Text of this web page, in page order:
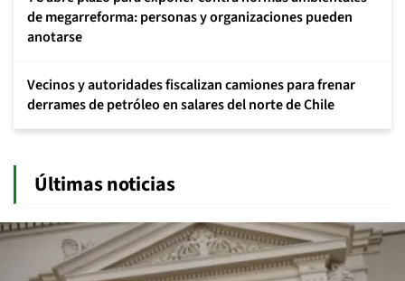
de megarreforma: personas y organizaciones pueden
anotarse
Vecinos y autoridades fiscalizan camiones para frenar
derrames de petróleo en salares del norte de Chile
Últimas noticias